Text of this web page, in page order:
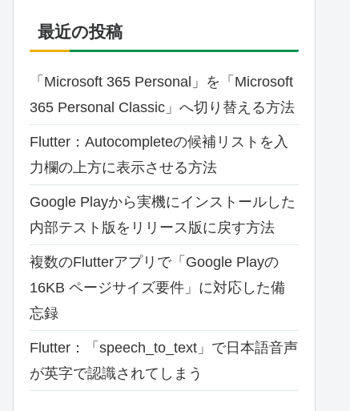
最近の投稿
「Microsoft 365 Personal」を「Microsoft
365 Personal Classic」へ切り替える方法
Flutter：Autocompleteの候補リストを入
力欄の上方に表示させる方法
Google Playから実機にインストールした
内部テスト版をリリース版に戻す方法
複数のFlutterアプリで「Google Playの
16KB ページサイズ要件」に対応した備
忘録
Flutter：「speech_to_text」で日本語音声
が英字で認識されてしまう